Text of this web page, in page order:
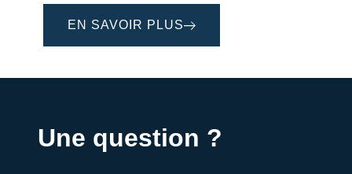
EN SAVOIR PLUS
Une question ?